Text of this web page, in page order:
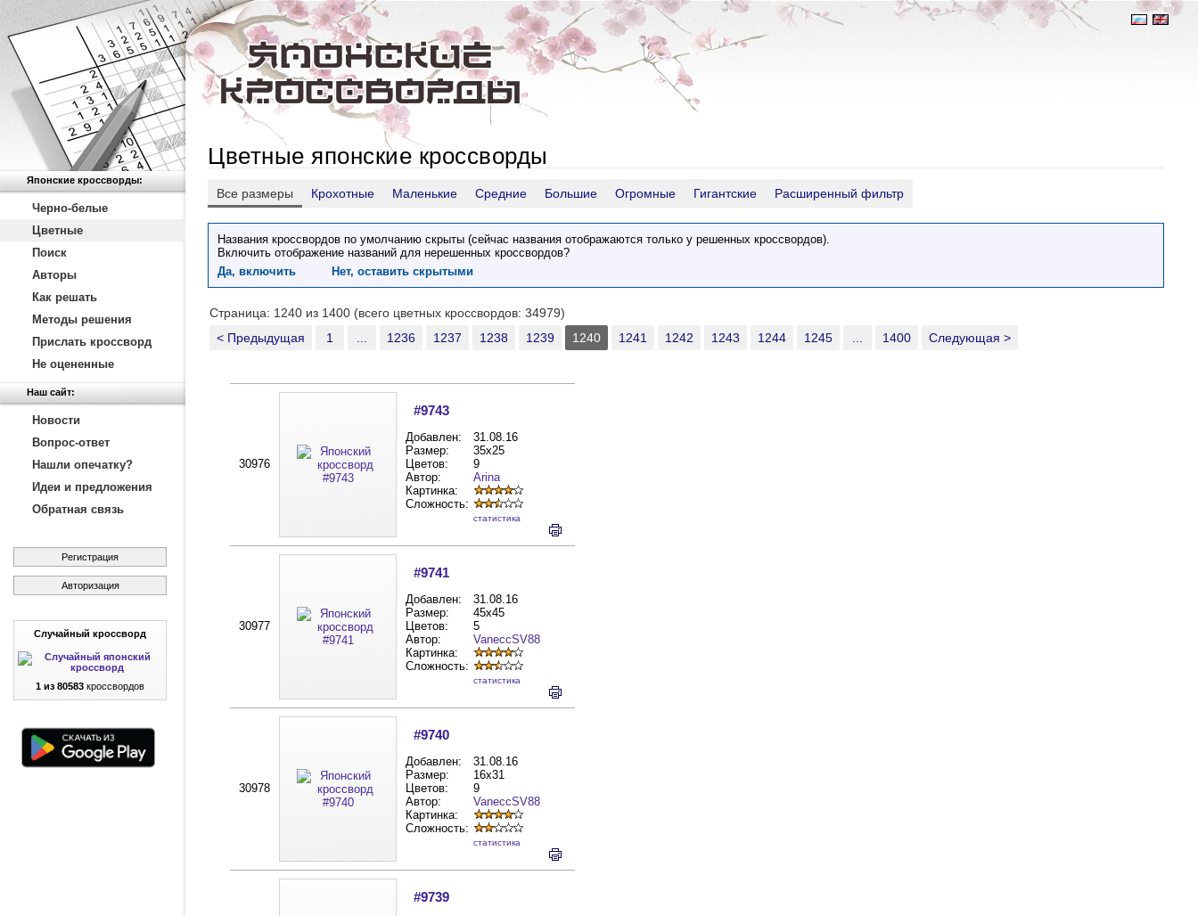
Японские кроссворды:
Черно-белые
Цветные
Поиск
Авторы
Как решать
Методы решения
Прислать кроссворд
Не оцененные
Наш сайт:
Новости
Вопрос-ответ
Нашли опечатку?
Идеи и предложения
Обратная связь
Регистрация
Авторизация
Случайный кроссворд
1 из 80583 кроссвордов
Цветные японские кроссворды
Все размеры Крохотные Маленькие Средние Большие Огромные Гигантские Расширенный фильтр
Названия кроссвордов по умолчанию скрыты (сейчас названия отображаются только у решенных кроссвордов).
Включить отображение названий для нерешенных кроссвордов?
Да, включить
Нет, оставить скрытыми
Страница: 1240 из 1400 (всего цветных кроссвордов: 34979)
< Предыдущая
1 1236 1237 1238 1239 1240 1241 1242 1243 1244 1245 1400 Следующая >
30976
#9743
Добавлен:
31.08.16
Размер:
35x25
Цветов:
9
Автор:
Arina
Картинка:
Сложность:
cтатистика
30977
#9741
Добавлен:
31.08.16
Размер:
45x45
Цветов:
5
Автор:
VaneccSV88
Картинка:
Сложность:
cтатистика
30978
#9740
Добавлен:
31.08.16
Размер:
16x31
Цветов:
9
Автор:
VaneccSV88
Картинка:
Сложность:
cтатистика
#9739